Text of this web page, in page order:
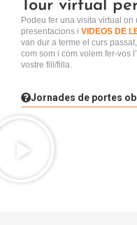
Tour virtual
Podeu fer una visita virtual on
presentacions i VIDEOS DE
van dur a terme el curs
com som i com volem fer-vos
vostre fill/filla.
Jornades de portes